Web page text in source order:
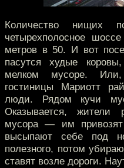
Количество нищих
четырехполосное
метров в 50. И вот
пасутся худые
мелком мусоре.
гостиницы Мариотт
люди. Рядом кучи
Оказывается, жители
мусора — им
высыпают себе под
полезного, потом
ставят возле дороги.